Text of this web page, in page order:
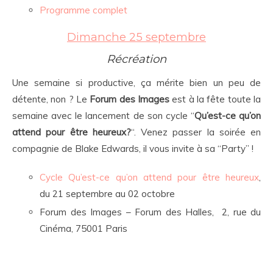
Programme complet
Dimanche 25 septembre
Récréation
Une semaine si productive, ça mérite bien un peu de
détente, non ? Le Forum des Images est à la fête toute la
semaine avec le lancement de son cycle “Qu’est-ce qu’on
attend pour être heureux?“. Venez passer la soirée en
compagnie de Blake Edwards, il vous invite à sa “Party” !
Cycle Qu’est-ce qu’on attend pour être heureux,
du 21 septembre au 02 octobre
Forum des Images – Forum des Halles, 2, rue du
Cinéma, 75001 Paris